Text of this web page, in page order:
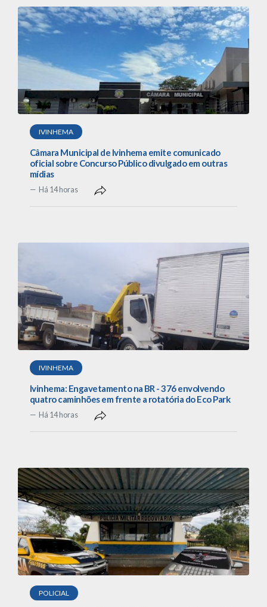
IVINHEMA
Câmara Municipal de Ivinhema emite comunicado
oficial sobre Concurso Público divulgado em outras
mídias
Há 14 horas
IVINHEMA
Ivinhema: Engavetamento na BR - 376 envolvendo
quatro caminhões em frente a rotatória do Eco Park
Há 14 horas
POLICIAL